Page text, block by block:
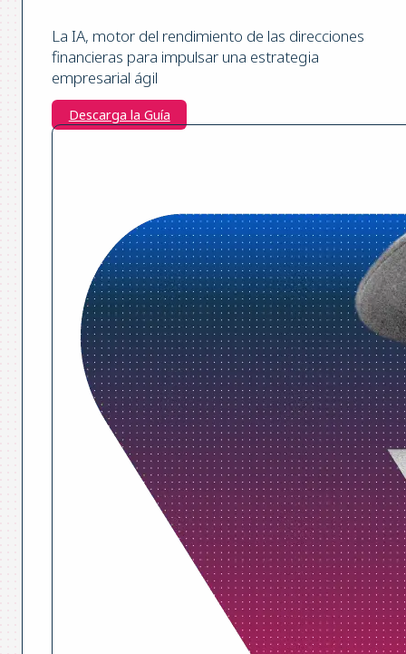
La IA, motor del rendimiento de las direcciones
financieras para impulsar una estrategia
empresarial ágil
Descarga la Guía